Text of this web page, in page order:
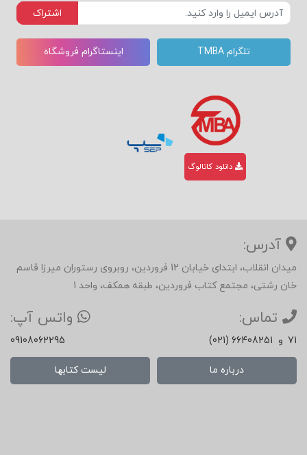
اشتراک
تلگرام TMBA اینستاگرام فروشگاه
دانلود کاتالوگ
آدرس:
میدان انقلاب، ابتدای خیابان 12 فروردین، روبروی رستوران میرزا قاسم
خان رشتی، مجتمع کتاب فروردین، طبقه همکف، واحد 1
تماس:
(021) 66408251 و 71
واتس آپ:
09108062295
درباره ما لیست کتابها